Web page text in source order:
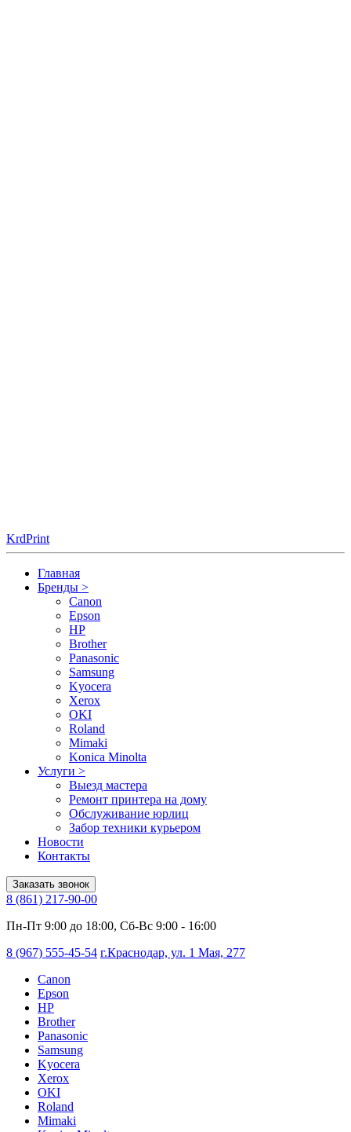
KrdPrint
Главная
Бренды >
Canon
Epson
HP
Brother
Panasonic
Samsung
Kyocera
Xerox
OKI
Roland
Mimaki
Konica Minolta
Услуги >
Выезд мастера
Ремонт принтера на дому
Обслуживание юрлиц
Забор техники курьером
Новости
Контакты
Заказать звонок
8 (861) 217-90-00
Пн-Пт 9:00 до 18:00, Сб-Вс 9:00 - 16:00
8 (967) 555-45-54 г.Краснодар, ул. 1 Мая, 277
Canon
Epson
HP
Brother
Panasonic
Samsung
Kyocera
Xerox
OKI
Roland
Mimaki